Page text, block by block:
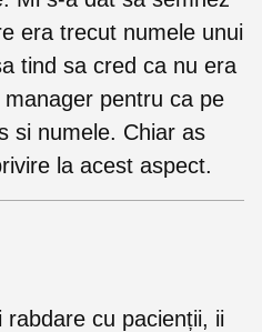
era trecut numele unui
tind sa cred ca nu era
pentru ca pe
si numele. Chiar as
la acest aspect.
cu pacienții, ii